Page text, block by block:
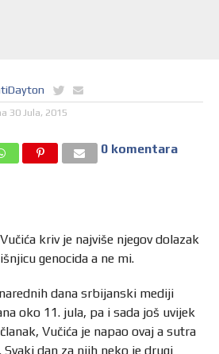
30 Jula, 2015
0 komentara
kriv je najviše njegov dolazak
genocida a ne mi.
dana srbijanski mediji
oko 11. jula, pa i sada još uvijek
Vučića je napao ovaj a sutra
dan za njih neko je drugi